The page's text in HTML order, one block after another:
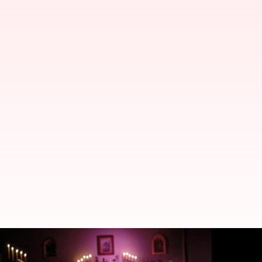
5 Film Horor Hollywood Terbaik